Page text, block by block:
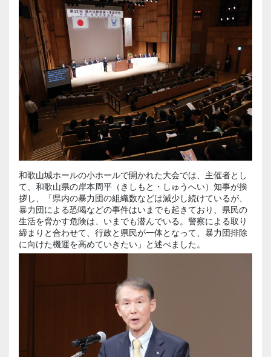
和歌山城ホールの小ホールで開かれた大会では、主催者とし
て、和歌山県の岸本周平（きしもと・しゅうへい）知事が挨
拶し、「県内の暴力団の組織数などは減少し続けているが、
暴力団による恐喝などの事件はいまでも起きており、県民の
生活を脅かす危険は、いまでも潜んでいる。警察による取り
締まりと合わせて、行政と県民が一体となって、暴力団排除
に向けた機運を高めていきたい」と述べました。